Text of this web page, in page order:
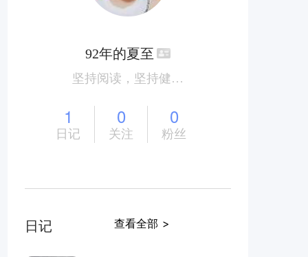
92年的夏至
坚持阅读，坚持健身，坚持陪伴，坚持坚持
1
日记
0
关注
0
粉丝
日记 查看全部 >